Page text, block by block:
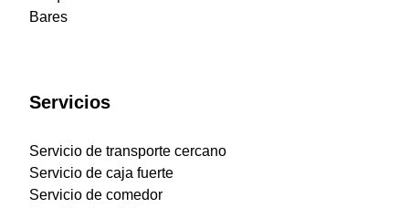
Bares
Servicios
Servicio de transporte cercano
Servicio de caja fuerte
Servicio de comedor